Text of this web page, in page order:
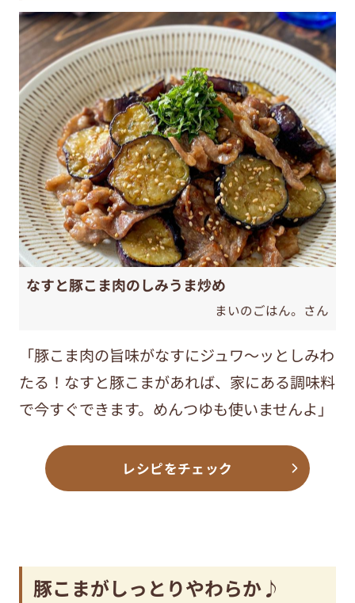
なすと豚こま肉のしみうま炒め
まいのごはん。さん
「豚こま肉の旨味がなすにジュワ～ッとしみわ
たる！なすと豚こまがあれば、家にある調味料
で今すぐできます。めんつゆも使いませんよ」
レシピをチェック
豚こまがしっとりやわらか♪